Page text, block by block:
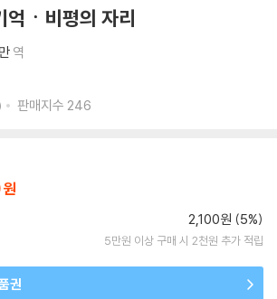
ㆍ비평의 자리
역
판매지수 246
2,100원 (5%)
5만원 이상 구매 시 2천원 추가 적립
권